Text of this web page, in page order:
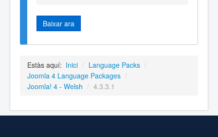
Baixar ara
Estàs aquí: Inici / Language Packs /
Joomla 4 Language Packages /
Joomla! 4 - Welsh / 4.3.3.1